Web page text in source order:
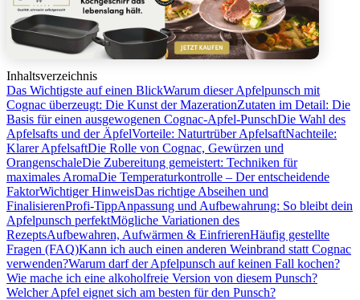
Inhaltsverzeichnis
Das Wichtigste auf einen BlickWarum dieser Apfelpunsch mit
Cognac überzeugt: Die Kunst der MazerationZutaten im Detail: Die
Basis für einen ausgewogenen Cognac-Apfel-PunschDie Wahl des
Apfelsafts und der ÄpfelVorteile: Naturtrüber ApfelsaftNachteile:
Klarer ApfelsaftDie Rolle von Cognac, Gewürzen und
OrangenschaleDie Zubereitung gemeistert: Techniken für
maximales AromaDie Temperaturkontrolle – Der entscheidende
FaktorWichtiger HinweisDas richtige Abseihen und
FinalisierenProfi-TippAnpassung und Aufbewahrung: So bleibt dein
Apfelpunsch perfektMögliche Variationen des
RezeptsAufbewahren, Aufwärmen & EinfrierenHäufig gestellte
Fragen (FAQ)Kann ich auch einen anderen Weinbrand statt Cognac
verwenden?Warum darf der Apfelpunsch auf keinen Fall kochen?
Wie mache ich eine alkoholfreie Version von diesem Punsch?
Welcher Apfel eignet sich am besten für den Punsch?